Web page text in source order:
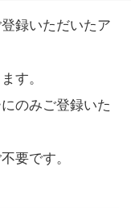
録いただいたア
す。
のみご登録いた
要です。